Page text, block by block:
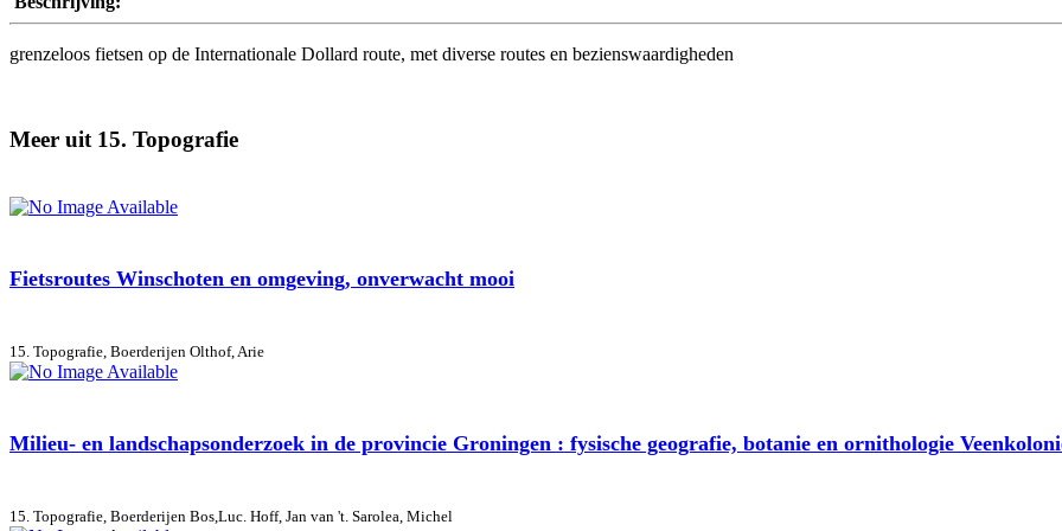
grenzeloos fietsen op de Internationale Dollard route, met diverse routes en bezienswaardigheden
Meer uit 15. Topografie
Fietsroutes Winschoten en omgeving, onverwacht mooi
15. Topografie, Boerderijen Olthof, Arie
Milieu- en landschapsonderzoek in de provincie Groningen : fysische geografie, botanie en ornithologie
15. Topografie, Boerderijen Bos,Luc. Hoff, Jan van 't. Sarolea, Michel